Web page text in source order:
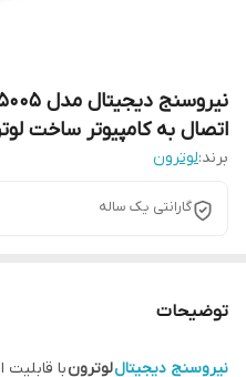
اتصال به کامپیوتر ساخت
برند:لوترون
گارانتی یک ساله
توضیحات
نیرو­سنج دیجیتاللوترون